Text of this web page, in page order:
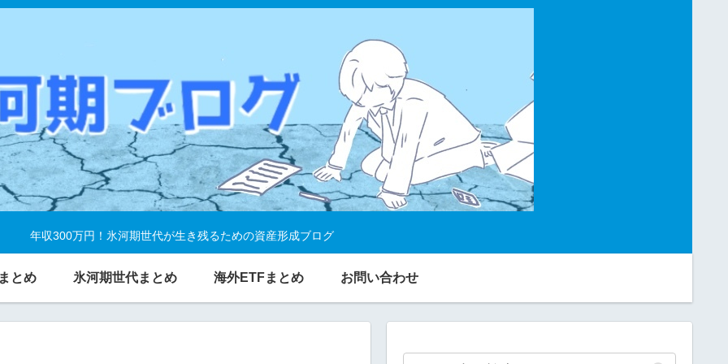
年収300万円！氷河期世代が生き残るための資産形成ブログ
とめ 氷河期世代まとめ 海外ETFまとめ お問い合わせ